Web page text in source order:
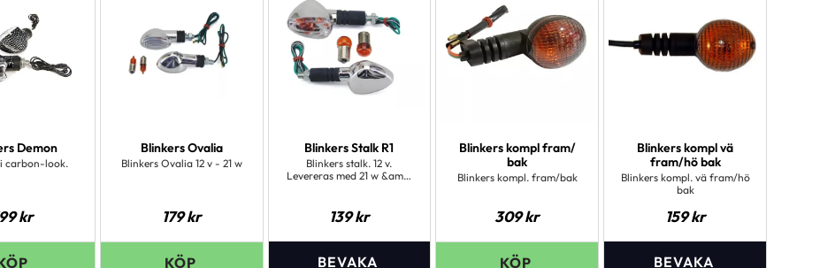
Demon
carbon-look.
kr
Blinkers Ovalia
Blinkers Ovalia 12 v - 21 w
179kr
Blinkers Stalk R1
Blinkers stalk. 12 v.
Levereras med 21 w &amp;
139kr
Blinkers kompl fram/
bak
Blinkers kompl. fram/bak
309kr
Blinkers kompl vä
fram/hö bak
Blinkers kompl. vä fram/hö
bak
159kr